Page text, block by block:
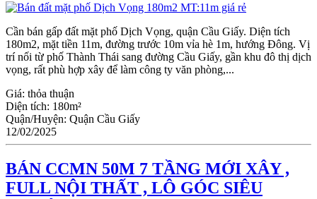
Cần bán gấp đất mặt phố Dịch Vọng, quận Cầu Giấy. Diện tích
180m2, mặt tiền 11m, đường trước 10m vỉa hè 1m, hướng Đông. Vị
trí nối từ phố Thành Thái sang đường Cầu Giấy, gần khu đô thị dịch
vọng, rất phù hợp xây để làm công ty văn phòng,...
Giá: thỏa thuận
Diện tích: 180m²
Quận/Huyện: Quận Cầu Giấy
12/02/2025
BÁN CCMN 50M 7 TẦNG MỚI XÂY ,
FULL NỘI THẤT , LÔ GÓC SIÊU